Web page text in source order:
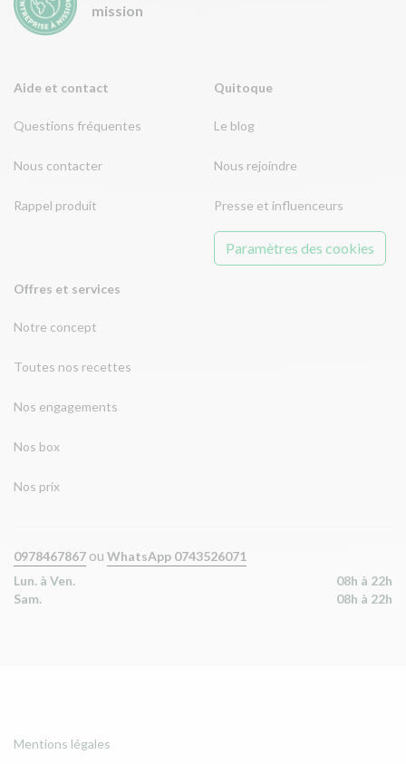
Aide et contact
Questions fréquentes
Nous contacter
Rappel produit
Offres et services
Notre concept
Toutes nos recettes
Nos engagements
Nos box
Nos prix
Quitoque
Le blog
Nous rejoindre
Presse et influenceurs
Paramètres des cookies
mission
0978467867 ou WhatsApp 0743526071
Lun. à Ven.
08h à 22h
Sam.
08h à 22h
Mentions légales